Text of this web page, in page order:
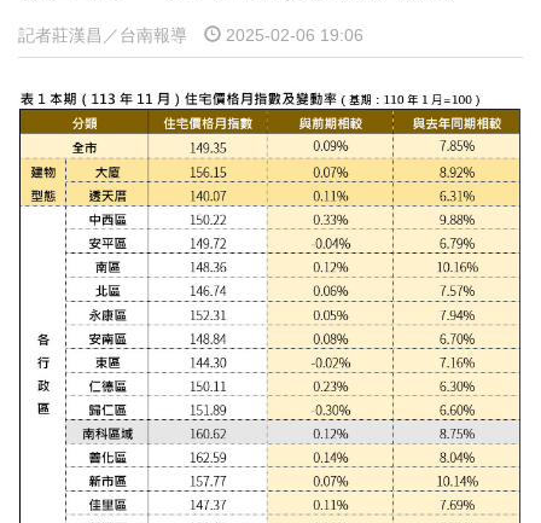
記者莊漢昌／台南報導 2025-02-06 19:06